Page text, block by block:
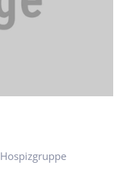
Hospizgruppe